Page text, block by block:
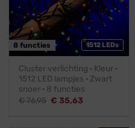
1512 LEDs
8 functies
Cluster verlichting · Kleur ·
1512 LED lampjes · Zwart
snoer · 8 functies
€76,95 Oorspronkelijke
€ 35,63